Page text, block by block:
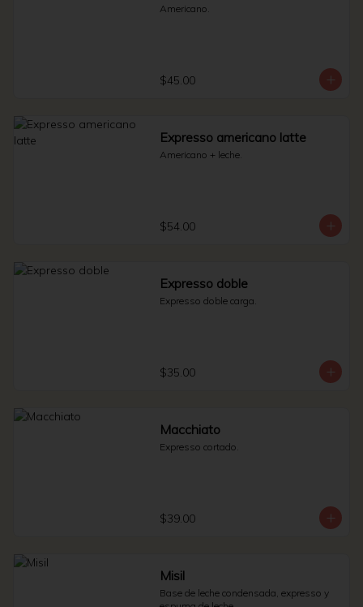
Americano.
$45.00
Expresso americano latte
Americano + leche.
$54.00
Expresso doble
Expresso doble carga.
$35.00
Macchiato
Expresso cortado.
$39.00
Misil
Base de leche condensada, expresso y